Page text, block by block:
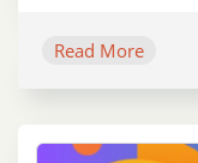
Read More